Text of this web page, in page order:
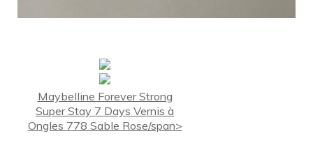
Maybelline Forever Strong
Super Stay 7 Days Vernis à
Ongles 778 Sable Rose/span>